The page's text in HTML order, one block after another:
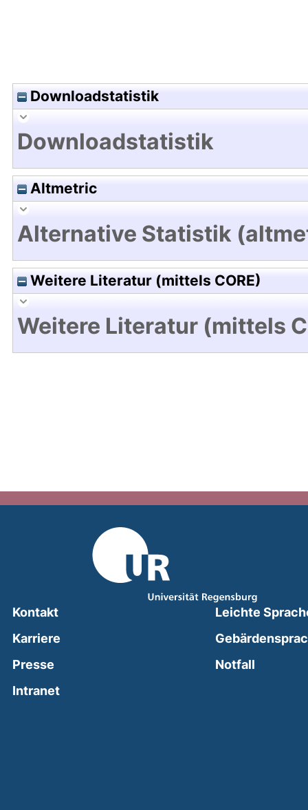
Downloadstatistik
Downloadstatistik
Altmetric
Alternative Statistik
Weitere Literatur (mittels CORE)
Weitere Literatur (mittels
Kontakt
Karriere
Presse
Intranet(external link, opens in a new window)
Leichte
Notfall